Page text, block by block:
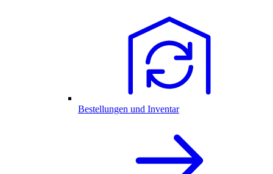
Bestellungen und Inventar